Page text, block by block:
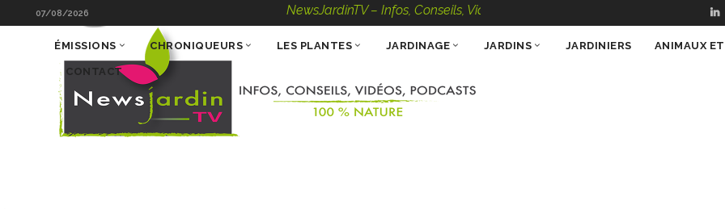
07/08/2026 NewsJardinTV – Infos, Conseils, Vidéos, Podcasts – 100 % Nature
ÉMISSIONS CHRONIQUEURS LES PLANTES JARDINAGE JARDINS JARDINIERS ANIMAUX
CONTACT